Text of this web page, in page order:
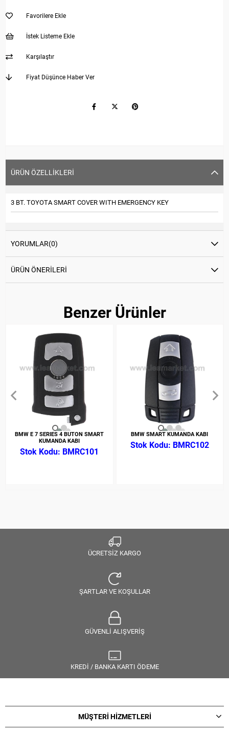
Favorilere Ekle
İstek Listeme Ekle
Karşılaştır
Fiyat Düşünce Haber Ver
ÜRÜN ÖZELLIKLERI
3 BT. TOYOTA SMART COVER WITH EMERGENCY KEY
YORUMLAR(0)
ÜRÜN ÖNERILERI
Benzer Ürünler
BMW E 7 SERIES 4 BUTON SMART
KUMANDA KABI
BMRC101
BMW SMART KUMANDA KABI
BMRC102
ÜCRETSİZ KARGO
ŞARTLAR VE KOŞULLAR
GÜVENLİ ALIŞVERİŞ
KREDİ / BANKA KARTI ÖDEME
MÜŞTERİ HİZMETLERİ